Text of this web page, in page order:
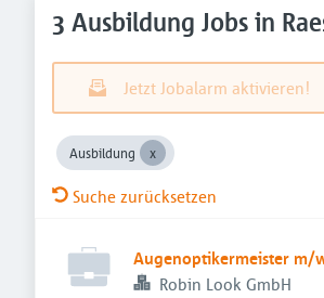
3 Ausbildung Jobs in
Jetzt Jobalarm aktivieren!
Ausbildung
Suche zurücksetzen
Augenoptikermeister m/
Robin Look GmbH